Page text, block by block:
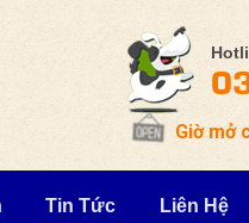
Giờ mở
Tin Tức Liên Hệ